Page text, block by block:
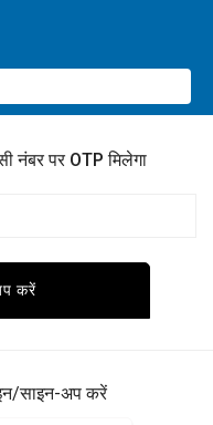
नंबर पर OTP मिलेगा
करें
साइन-अप करें